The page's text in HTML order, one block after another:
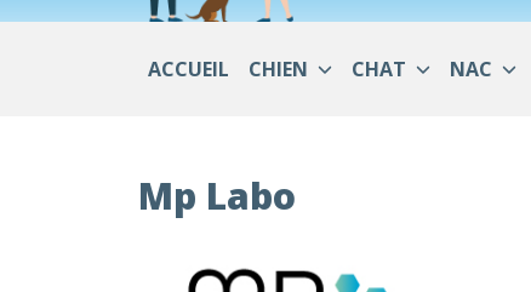
ACCUEIL CHIEN CHAT NAC
Mp Labo